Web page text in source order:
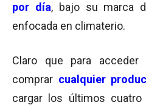
por día, bajo su marca
enfocada en climaterio.
Claro que para
comprar cualquier
cargar los últimos